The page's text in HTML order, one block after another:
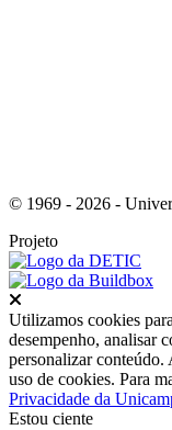
© 1969 - 2026 -
Projeto
Utilizamos cookies
desempenho, analisar
personalizar
uso de cookies. Para
Privacidade da
Estou ciente